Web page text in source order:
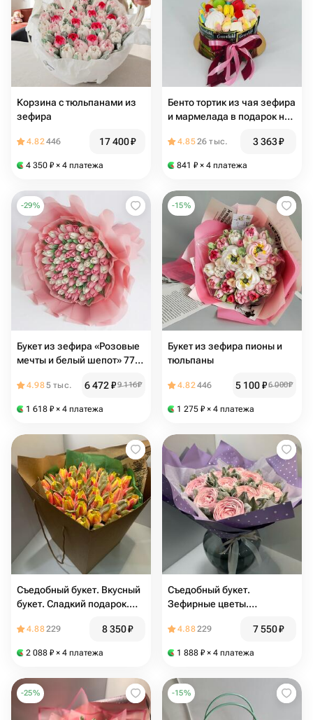
Корзина с тюльпанами из
зефира
4.82446 17 400₽
4 350 ₽ × 4 платежа
Бенто тортик из чая зефира
и мармелада в подарок на
4.8526 тыс. 3 363₽
841 ₽ × 4 платежа
-29%
Букет из зефира «Розовые
мечты и белый шепот» 77-
4.985 тыс. 6 472₽9 116₽
1 618 ₽ × 4 платежа
-15%
Букет из зефира пионы и
тюльпаны
4.82446 5 100₽6 000₽
1 275 ₽ × 4 платежа
Съедобный букет. Вкусный
букет. Сладкий подарок.
зефирных цветов
4.88229 8 350₽
2 088 ₽ × 4 платежа
Съедобный букет.
Зефирные цветы.
букет.Цветы из
подарок.Комплимент.
4.88229 7 550₽
1 888 ₽ × 4 платежа
-25% -15%